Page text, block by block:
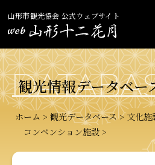
山形市観光協会 公式ウェブサイト
観光情報データベー
ホーム 観光データベース
文化施
コンベンション施設